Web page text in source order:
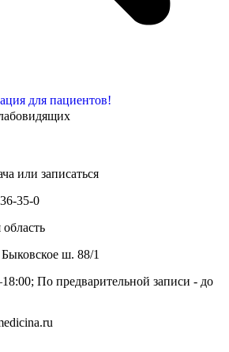
для пациентов!
или записаться
35-0
ш. 88/1
По предварительной записи - до